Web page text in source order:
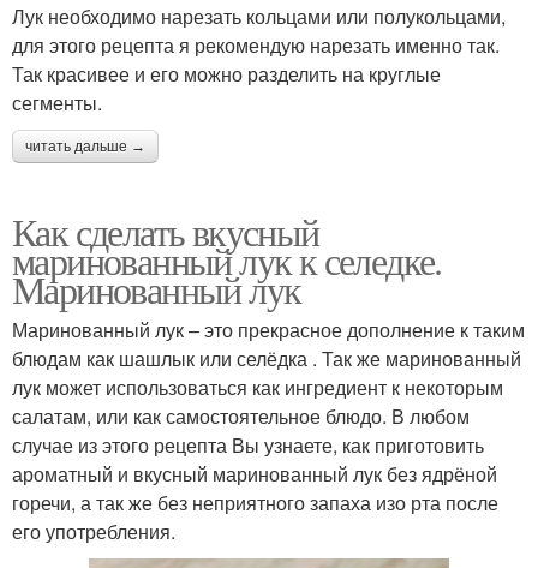
Лук необходимо нарезать кольцами или полукольцами,
для этого рецепта я рекомендую нарезать именно так.
Так красивее и его можно разделить на круглые
сегменты.
читать дальше →
Как сделать вкусный
маринованный лук к селедке.
Маринованный лук
Маринованный лук – это прекрасное дополнение к таким
блюдам как шашлык или селёдка . Так же маринованный
лук может использоваться как ингредиент к некоторым
салатам, или как самостоятельное блюдо. В любом
случае из этого рецепта Вы узнаете, как приготовить
ароматный и вкусный маринованный лук без ядрёной
горечи, а так же без неприятного запаха изо рта после
его употребления.